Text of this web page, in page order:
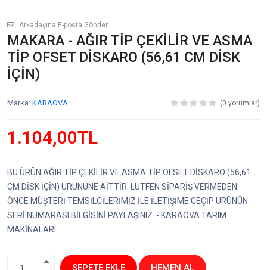
Arkadaşına E-posta Gönder
MAKARA - AĞIR TİP ÇEKİLİR VE ASMA
TİP OFSET DİSKARO (56,61 CM DİSK
İÇİN)
Marka: KARAOVA (0 yorumlar)
1.104,00TL
BU ÜRÜN AĞIR TİP ÇEKİLİR VE ASMA TİP OFSET DİSKARO (56,61
CM DİSK İÇİN) ÜRÜNÜNE AİTTİR. LÜTFEN SİPARİŞ VERMEDEN
ÖNCE MÜŞTERİ TEMSİLCİLERİMİZ İLE İLETİŞİME GEÇİP ÜRÜNÜN
SERİ NUMARASI BİLGİSİNİ PAYLAŞINIZ. - KARAOVA TARIM
MAKİNALARI
1 SEPETE EKLE HEMEN AL